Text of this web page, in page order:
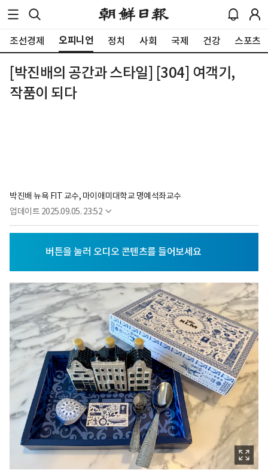
조선경제 오피니언 정치 사회 국제 건강 스포츠
[박진배의 공간과 스타일] [304] 여객기,
작품이 되다
박진배 뉴욕 FIT 교수, 마이애미대학교 명예석좌교수
업데이트 2025.09.05. 23:52